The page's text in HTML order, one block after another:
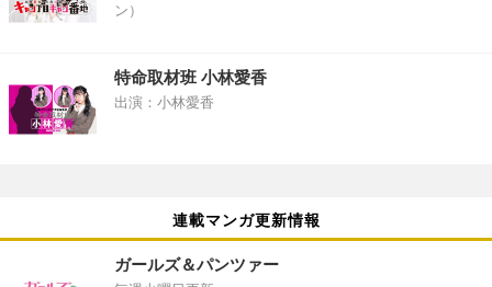
ン）
特命取材班 小林愛香
出演：小林愛香
連載マンガ更新情報
ガールズ＆パンツァー